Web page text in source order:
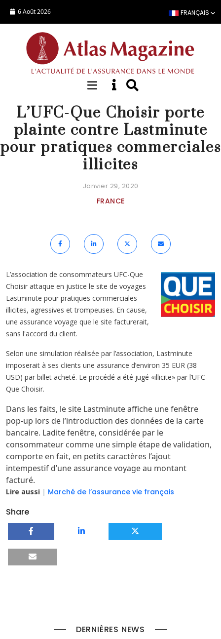
6 Août 2026 FRANÇAIS
ACTUALITÉ
L’UFC-Que Choisir porte
plainte contre Lastminute
pour pratiques commerciales
illicites
Janvier 29, 2020
FRANCE
L’association de consommateurs UFC-Que
Choisir attaque en justice le site de voyages
Lastminute pour pratiques commerciales
illicites, agressives et trompeuses. En cause,
une assurance voyage que le site facturerait,
sans l'accord du client.
Selon une simulation réalisée par l’association, Lastminute
imposerait à ses clients une assurance d’environ 35 EUR (38
USD) par billet acheté. Le procédé a été jugé «illicite» par l’UFC-
Que Choisir.
Dans les faits, le site Lastminute affiche une fenêtre
pop-up lors de l’introduction des données de la carte
bancaire. Ladite fenêtre, considérée par le
consommateur comme une simple étape de validation,
comporte en fait, en petits caractères l’ajout
intempestif d’une assurance voyage au montant
facturé.
Lire aussi | Marché de l’assurance vie français
Share
DERNIÈRES NEWS